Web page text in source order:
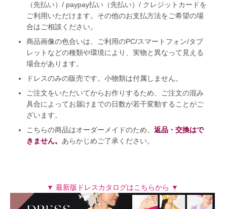
（先払い）/ paypay払い（先払い）/ クレジットカードを
ご利用いただけます。その他のお支払方法をご希望の場
合はご相談ください。
商品画像の色合いは、ご利用のPC/スマートフォン/タブ
レットなどの種類や環境により、実物と異なって見える
場合があります。
ドレスのみの販売です。小物類は付属しません。
ご注文をいただいてからお作りするため、ご注文の混み
具合によってお届けまでの日数が若干変動することがご
ざいます。
こちらの商品はオーダーメイドのため、 返品・交換はで
きません。 あらかじめご了承ください。
▼ 最新版ドレスカタログはこちらから ▼